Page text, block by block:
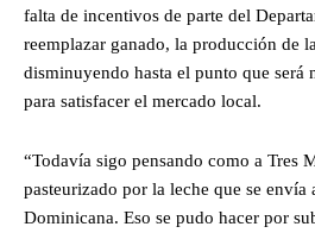
falta de incentivos de parte del
reemplazar ganado, la producción de
disminuyendo hasta el punto que será
para satisfacer el mercado local.
“Todavía sigo pensando como a Tres
pasteurizado por la leche que se envía
Dominicana. Eso se pudo hacer por